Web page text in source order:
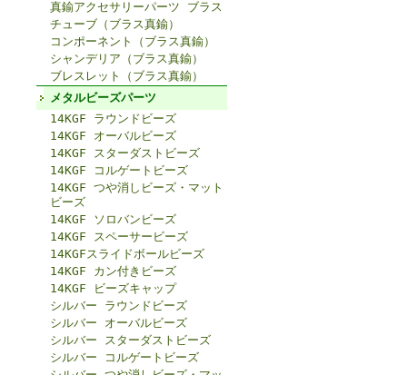
真鍮アクセサリーパーツ ブラス
チューブ（ブラス真鍮）
コンポーネント（ブラス真鍮）
シャンデリア（ブラス真鍮）
ブレスレット（ブラス真鍮）
メタルビーズパーツ
14KGF ラウンドビーズ
14KGF オーバルビーズ
14KGF スターダストビーズ
14KGF コルゲートビーズ
14KGF つや消しビーズ・マット
ビーズ
14KGF ソロバンビーズ
14KGF スペーサービーズ
14KGFスライドボールビーズ
14KGF カン付きビーズ
14KGF ビーズキャップ
シルバー ラウンドビーズ
シルバー オーバルビーズ
シルバー スターダストビーズ
シルバー コルゲートビーズ